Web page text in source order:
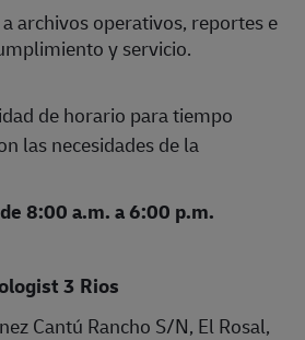
archivos operativos, reportes e
y servicio.
de horario para tiempo
las necesidades de la
8:00 a.m. a 6:00 p.m.
3 Rios
Cantú Rancho S/N, El Rosal,